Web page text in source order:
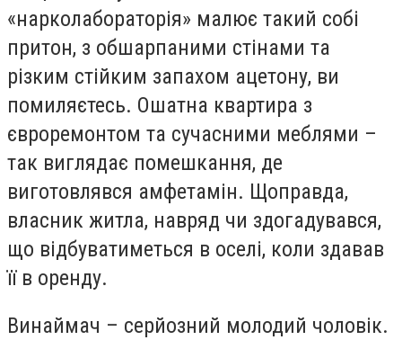
«нарколабораторія» малює такий собі
притон, з обшарпаними стінами та
різким стійким запахом ацетону, ви
помиляєтесь. Ошатна квартира з
євроремонтом та сучасними меблями –
так виглядає помешкання, де
виготовлявся амфетамін. Щоправда,
власник житла, навряд чи здогадувався,
що відбуватиметься в оселі, коли здавав
її в оренду.
Винаймач – серйозний молодий чоловік.